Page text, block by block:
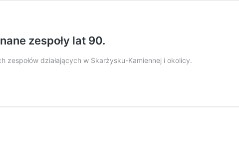
zespoły lat 90.
działających w Skarżysku-Kamiennej i okolicy.